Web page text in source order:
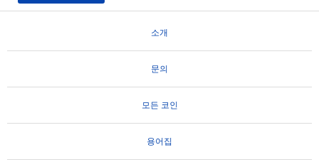
소개
문의
모든 코인
용어집